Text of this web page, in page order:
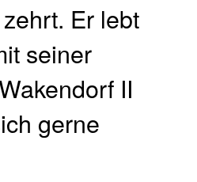
Er lebt
seiner
II
gerne